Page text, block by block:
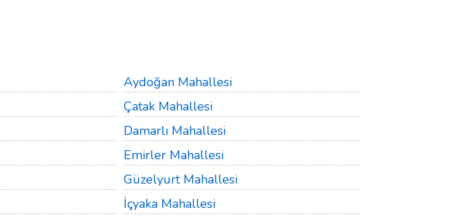
Aydoğan Mahallesi
Çatak Mahallesi
Damarlı Mahallesi
Emirler Mahallesi
Güzelyurt Mahallesi
İçyaka Mahallesi